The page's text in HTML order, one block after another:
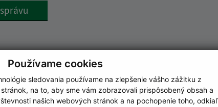
Používame cookies
sledovania používame na zlepšenie vášho zážitku z
na to, aby sme vám zobrazovali prispôsobený obsah a
našich webových stránok a na pochopenie toho, odkiaľ